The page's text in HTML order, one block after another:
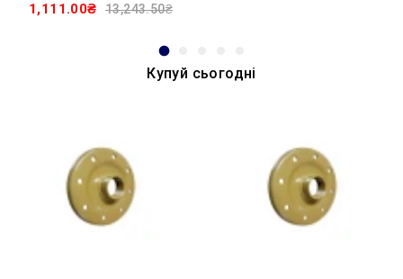
1,111.00₴ 13,243.50₴
Купуй сьогодні